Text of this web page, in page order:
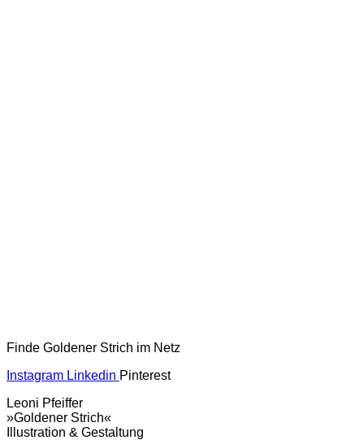
Finde Goldener Strich im Netz
Instagram Linkedin Pinterest
Leoni Pfeiffer
»Goldener Strich«
Illustration & Gestaltung